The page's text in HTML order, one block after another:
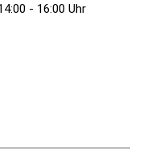
- 16:00 Uhr